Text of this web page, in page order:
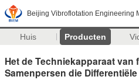
Beijing Vibroflotation Engineering
Huis Producten
Het de Techniekapparaat
Samenpersen die